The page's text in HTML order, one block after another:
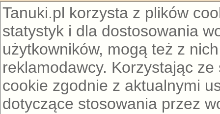
Tanuki.pl korzysta z plików
statystyk i dla dostosowania
użytkowników, mogą też z
reklamodawcy. Korzystając
cookie zgodnie z aktualnymi
dotyczące stosowania przez